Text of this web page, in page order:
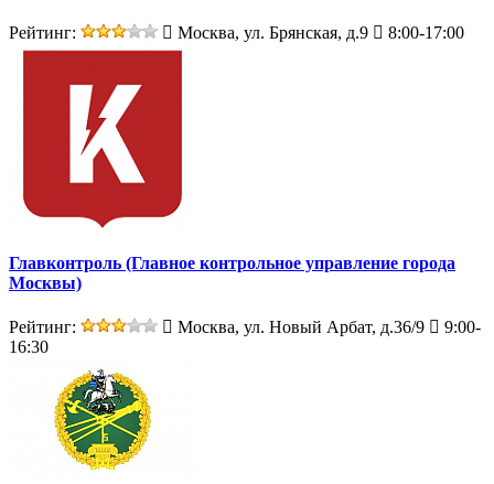
Рейтинг: Москва, ул. Брянская, д.9 8:00-17:00
Главконтроль (Главное контрольное управление города
Москвы)
Рейтинг: Москва, ул. Новый Арбат, д.36/9
9:00-
16:30